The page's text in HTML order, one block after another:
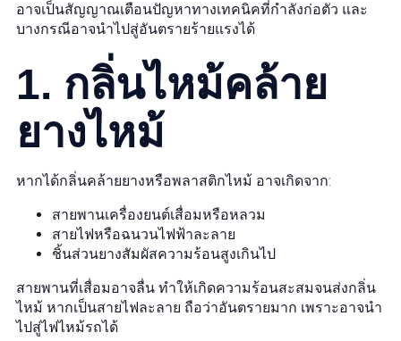
อาจเป็นสัญญาณเตือนปัญหาทางเทคนิคที่กำลังก่อตัว และ
บางกรณีอาจนำไปสู่อันตรายร้ายแรงได้
1. กลิ่นไหม้คล้าย
ยางไหม้
หากได้กลิ่นคล้ายยางหรือพลาสติกไหม้ อาจเกิดจาก:
สายพานเครื่องยนต์เสื่อมหรือหลวม
สายไฟหรือฉนวนไฟฟ้าละลาย
ชิ้นส่วนยางสัมผัสความร้อนสูงเกินไป
สายพานที่เสื่อมอาจลื่น ทำให้เกิดความร้อนสะสมจนส่งกลิ่น
ไหม้ หากเป็นสายไฟละลาย ถือว่าอันตรายมาก เพราะอาจนำ
ไปสู่ไฟไหม้รถได้